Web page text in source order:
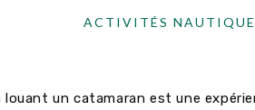
ACTIVITÉS
louant un catamaran est une